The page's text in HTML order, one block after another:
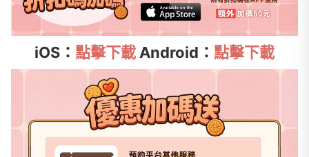
iOS： 點擊下載 Android： 點擊下載